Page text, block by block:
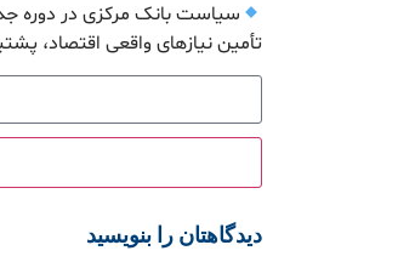
سیاست بانک مرکزی در دوره
تأمین نیازهای واقعی اقتصاد،
دیدگاهتان را بنویسید